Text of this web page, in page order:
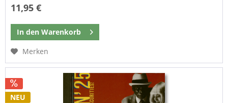
11,95 €
In den Warenkorb
Merken
NEU